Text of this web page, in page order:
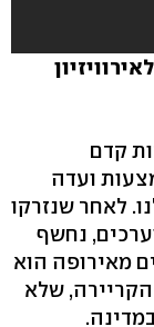
קדם
ועדה
לאחר שנזרקו
נחשף
מאירופה הוא
הקריירה, שלא